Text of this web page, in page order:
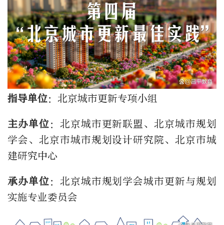
指导单位：北京城市更新专项小组
主办单位：北京城市更新联盟、北京城市规划
学会、北京市城市规划设计研究院、北京市城
建研究中心
承办单位：北京城市规划学会城市更新与规划
实施专业委员会